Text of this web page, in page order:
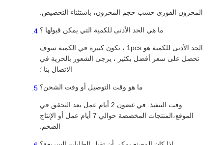
المخزون الفوري حسب حجم المخزون، باستثناء التخصيص.
ما هي الحد الأدنى للكمية التي يمكن قبولها ؟
الحد الأدنى للكمية هو 1pcs ، تكون كبيرة في الكمية سوف
تحصل على سعر أفضل بكثير ، يرجى الشعور بالحرية في
الاتصال بنا ؛
ما هو وقت التوصيل أو وقت الشحن؟
وقت التنفيذ: في غضون 2 أيام عمل بعد التحقق في
الموقع،المنتجات المخصصة حوالي 7 أيام عمل أو الإنتاج
الضخم.